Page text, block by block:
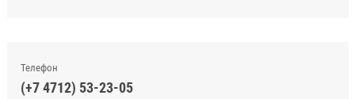
Телефон
(+7 4712) 53-23-05